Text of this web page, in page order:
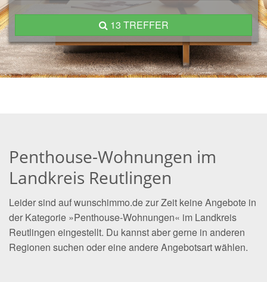
13 TREFFER
Penthouse-Wohnungen im
Landkreis Reutlingen
Leider sind auf wunschimmo.de zur Zeit keine Angebote in
der Kategorie »Penthouse-Wohnungen« im Landkreis
Reutlingen eingestellt. Du kannst aber gerne in anderen
Regionen suchen oder eine andere Angebotsart wählen.